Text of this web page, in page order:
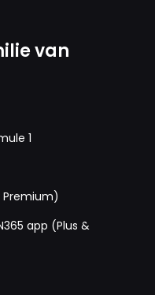
van
1
app (Plus &